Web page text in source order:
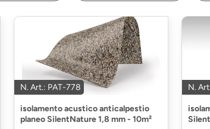
N. Art.: PAT-778
isolamento acustico anticalpestio
planeo SilentNature 1,8 mm - 10m²
N.